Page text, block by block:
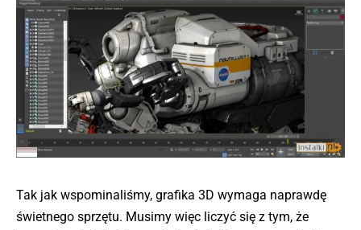
Tak jak wspominaliśmy, grafika 3D wymaga naprawdę
świetnego sprzętu. Musimy więc liczyć się z tym, że